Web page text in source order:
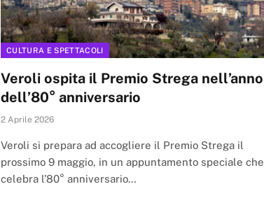
CULTURA E SPETTACOLI
Veroli ospita il Premio Strega nell’anno
dell’80° anniversario
2 Aprile 2026
Veroli si prepara ad accogliere il Premio Strega il
prossimo 9 maggio, in un appuntamento speciale che
celebra l’80° anniversario…